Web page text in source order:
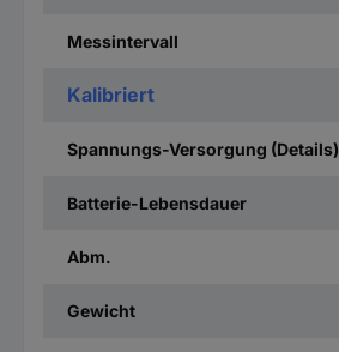
Messintervall
Kalibriert
Spannungs-Versorgung (Details)
Batterie-Lebensdauer
Abm.
Gewicht